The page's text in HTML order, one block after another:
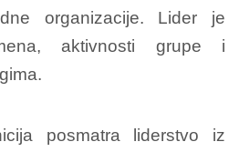
organizacije. Lider je
aktivnosti grupe i
posmatra liderstvo iz